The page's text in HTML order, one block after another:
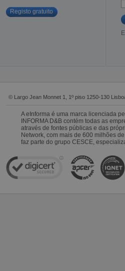
Registo gratuito
© Largo Jean Monnet 1, 1º piso 1250-130
A eInforma é uma marca licenciada
INFORMA D&B contém todas as
através de fontes públicas e das
Network, com mais de 600 milhões
faz parte do grupo CESCE,